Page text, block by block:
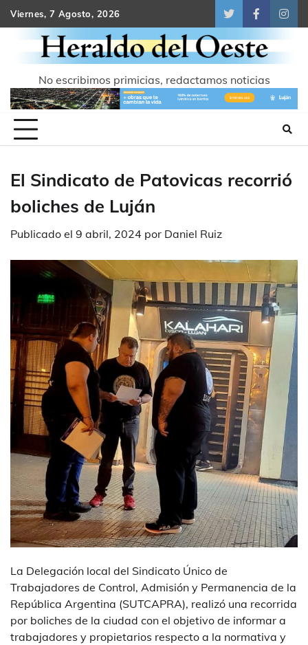
Skip
to
content
Viernes, 7 Agosto, 2026
TwitterFacebook
No escribimos primicias, redactamos noticias
El Sindicato de Patovicas recorrió
boliches de Luján
Publicado el 9 abril, 2024 por Daniel Ruiz
La Delegación local del Sindicato Único de
Trabajadores de Control, Admisión y Permanencia de la
República Argentina (SUTCAPRA), realizó una recorrida
por boliches de la ciudad con el objetivo de informar a
trabajadores y propietarios respecto a la normativa y